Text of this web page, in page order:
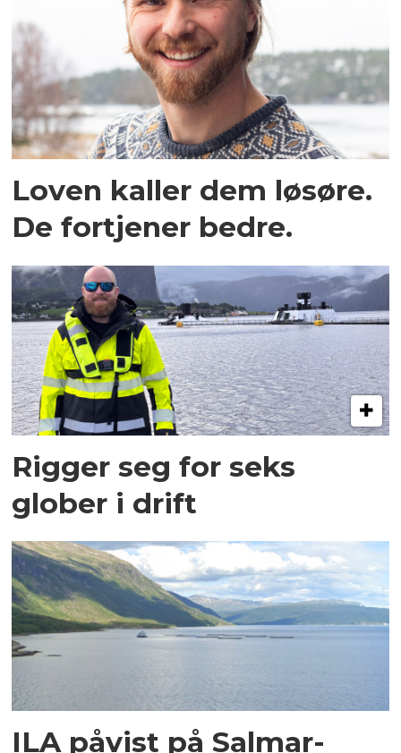
Loven kaller dem løsøre.
De fortjener bedre.
Rigger seg for seks
glober i drift
ILA påvist på Salmar-